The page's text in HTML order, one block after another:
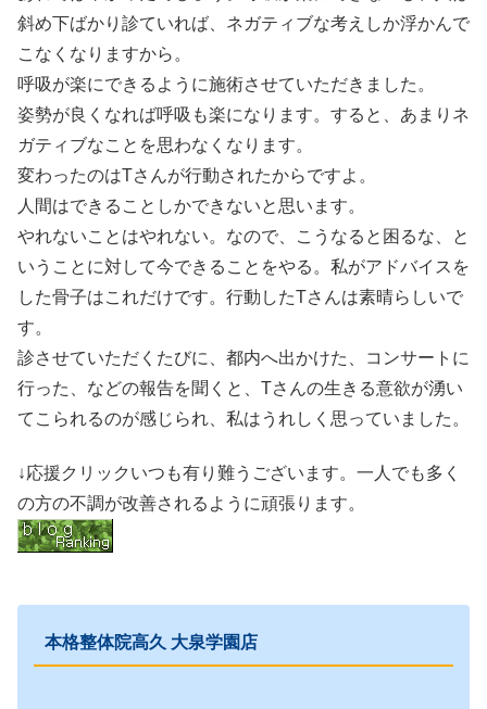
斜め下ばかり診ていれば、ネガティブな考えしか浮かんで
こなくなりますから。
呼吸が楽にできるように施術させていただきました。
姿勢が良くなれば呼吸も楽になります。すると、あまりネ
ガティブなことを思わなくなります。
変わったのはTさんが行動されたからですよ。
人間はできることしかできないと思います。
やれないことはやれない。なので、こうなると困るな、と
いうことに対して今できることをやる。私がアドバイスを
した骨子はこれだけです。行動したTさんは素晴らしいで
す。
診させていただくたびに、都内へ出かけた、コンサートに
行った、などの報告を聞くと、Tさんの生きる意欲が湧い
てこられるのが感じられ、私はうれしく思っていました。
↓応援クリックいつも有り難うございます。一人でも多く
の方の不調が改善されるように頑張ります。
本格整体院高久 大泉学園店